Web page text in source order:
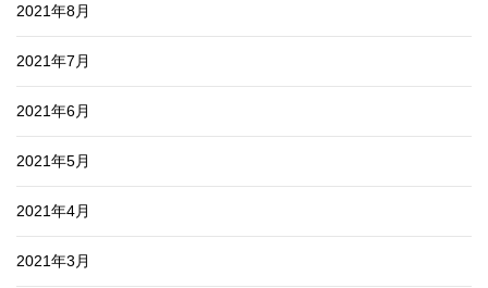
2021年8月
2021年7月
2021年6月
2021年5月
2021年4月
2021年3月